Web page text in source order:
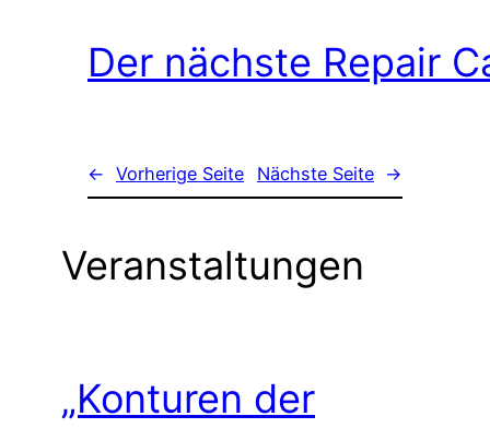
Der nächste Repair
← Vorherige Seite Nächste Seite →
Veranstaltungen
„Konturen der